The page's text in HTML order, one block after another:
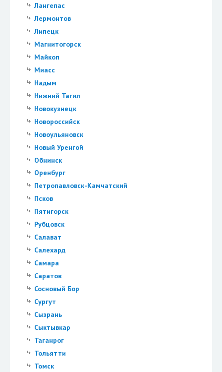
Лангепас
Лермонтов
Липецк
Магнитогорск
Майкоп
Миасс
Надым
Нижний Тагил
Новокузнецк
Новороссийск
Новоульяновск
Новый Уренгой
Обнинск
Оренбург
Петропавловск-Камчатский
Псков
Пятигорск
Рубцовск
Салават
Салехард
Самара
Саратов
Сосновый Бор
Сургут
Сызрань
Сыктывкар
Таганрог
Тольятти
Томск